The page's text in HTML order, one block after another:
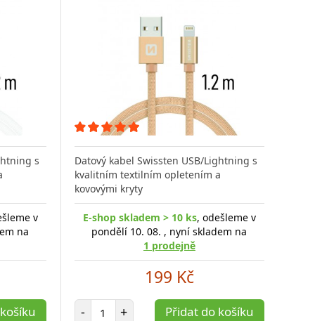
s
v
na
Datový kabel Swissten USB/Lightning s
kvalitním textilním opletením a
kovovými kryty
E-shop skladem > 10 ks, odešleme v
pondělí 10. 08. , nyní skladem na
1 prodejně
199 Kč
- Počet položek
+ Přidat do košíku